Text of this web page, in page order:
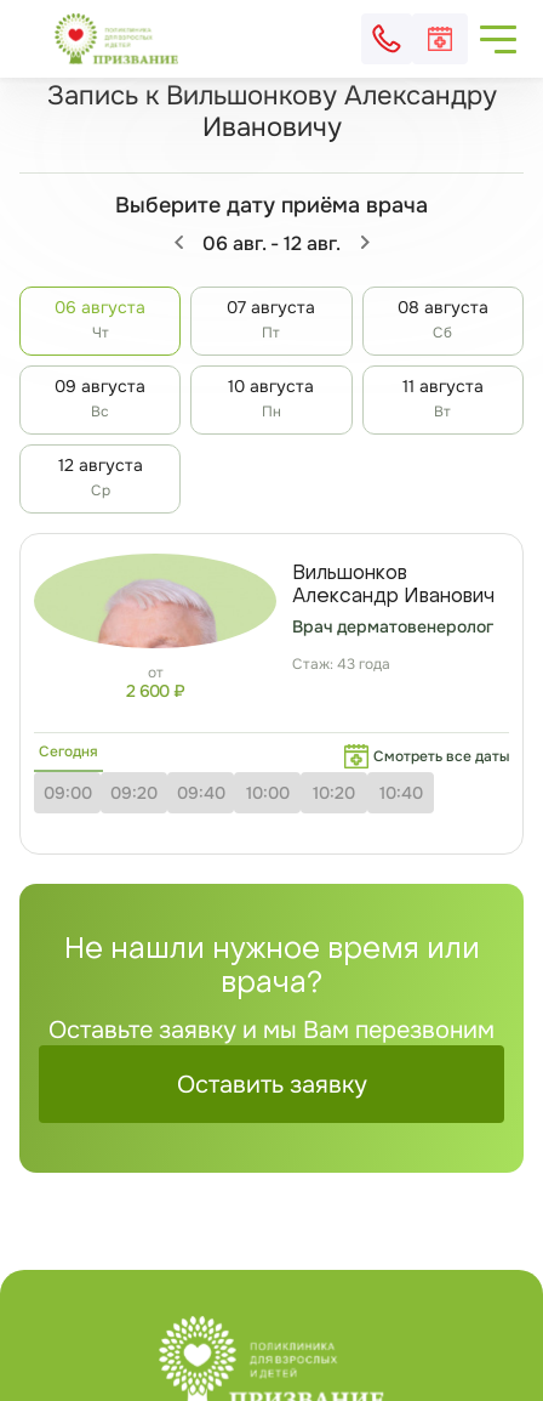
Главная Запись на прием Запись к Вильшонкову Александру
Запись к Вильшонкову Александру
Ивановичу
Выберите дату приёма врача
06 авг. - 12 авг.
06 августа
Чт
07 августа
Пт
08 августа
Сб
09 августа
Вс
10 августа
Пн
11 августа
Вт
12 августа
Ср
Вильшонков
Александр Иванович
Врач дерматовенеролог
Стаж: 43 года
от
2 600 ₽
Сегодня
09:00 09:20 09:40 10:00 10:20 10:40
Смотреть все даты
Не нашли нужное время или
врача?
Оставьте заявку и мы Вам перезвоним
Оставить заявку